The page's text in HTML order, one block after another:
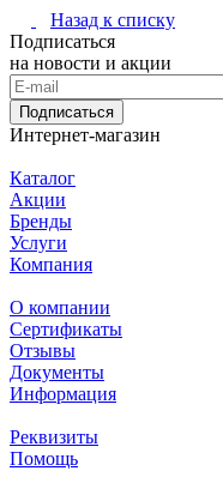
Назад к списку
Подписаться
на новости и акции
Подписаться
Интернет-магазин
Каталог
Акции
Бренды
Услуги
Компания
О компании
Сертификаты
Отзывы
Документы
Информация
Реквизиты
Помощь